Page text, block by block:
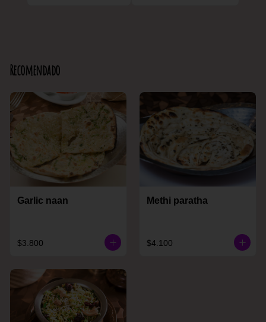
Recomendado
Garlic naan
$3.800
Methi paratha
$4.100